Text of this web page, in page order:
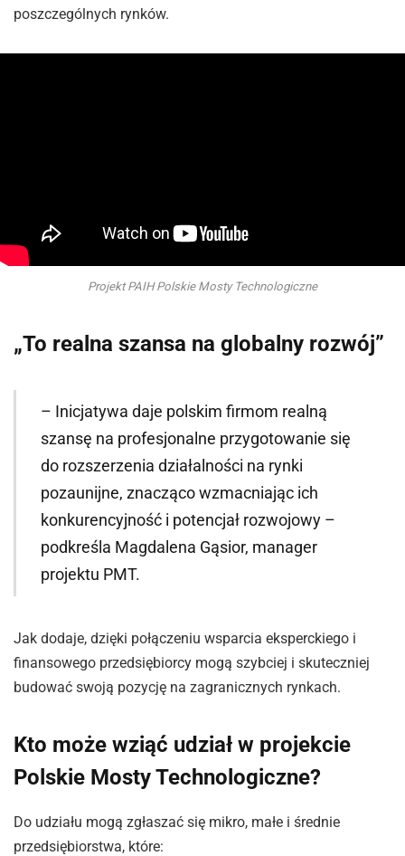
poszczególnych rynków.
Projekt PAIH Polskie Mosty Technologiczne
„To realna szansa na globalny rozwój”
– Inicjatywa daje polskim firmom realną
szansę na profesjonalne przygotowanie się
do rozszerzenia działalności na rynki
pozaunijne, znacząco wzmacniając ich
konkurencyjność i potencjał rozwojowy –
podkreśla Magdalena Gąsior, manager
projektu PMT.
Jak dodaje, dzięki połączeniu wsparcia eksperckiego i
finansowego przedsiębiorcy mogą szybciej i skuteczniej
budować swoją pozycję na zagranicznych rynkach.
Kto może wziąć udział w projekcie
Polskie Mosty Technologiczne?
Do udziału mogą zgłaszać się mikro, małe i średnie
przedsiębiorstwa, które: